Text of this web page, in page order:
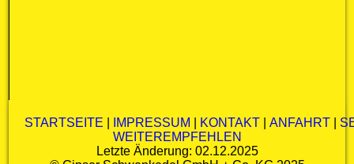
STARTSEITE IMPRESSUM KONTAKT |ANFAHRT
WEITEREMPFEHLEN
Letzte Änderung: 02.12.2025